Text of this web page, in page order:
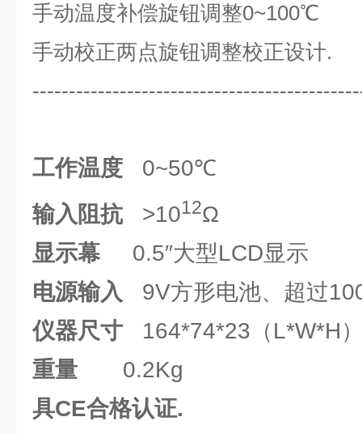
手动温度补偿旋钮调整0~100℃
手动校正两点旋钮调整校正设计.
工作温度 0~50℃
输入阻抗>1012Ω
显示幕0.5″大型LCD显示
电源输入 9V方形电池、超过
仪器尺寸 164*74*23（L*W*H
重量 0.2Kg
具CE合格认证.